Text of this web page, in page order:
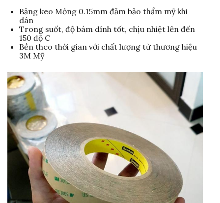
Băng keo Mỏng 0.15mm đảm bảo thẩm mỹ khi
dán
Trong suốt, độ bám dính tốt, chịu nhiệt lên đến
150 độ C
Bền theo thời gian với chất lượng từ thương hiệu
3M Mỹ